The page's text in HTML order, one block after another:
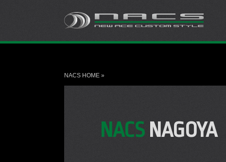
NACS HOME »
NACSNAGOYA